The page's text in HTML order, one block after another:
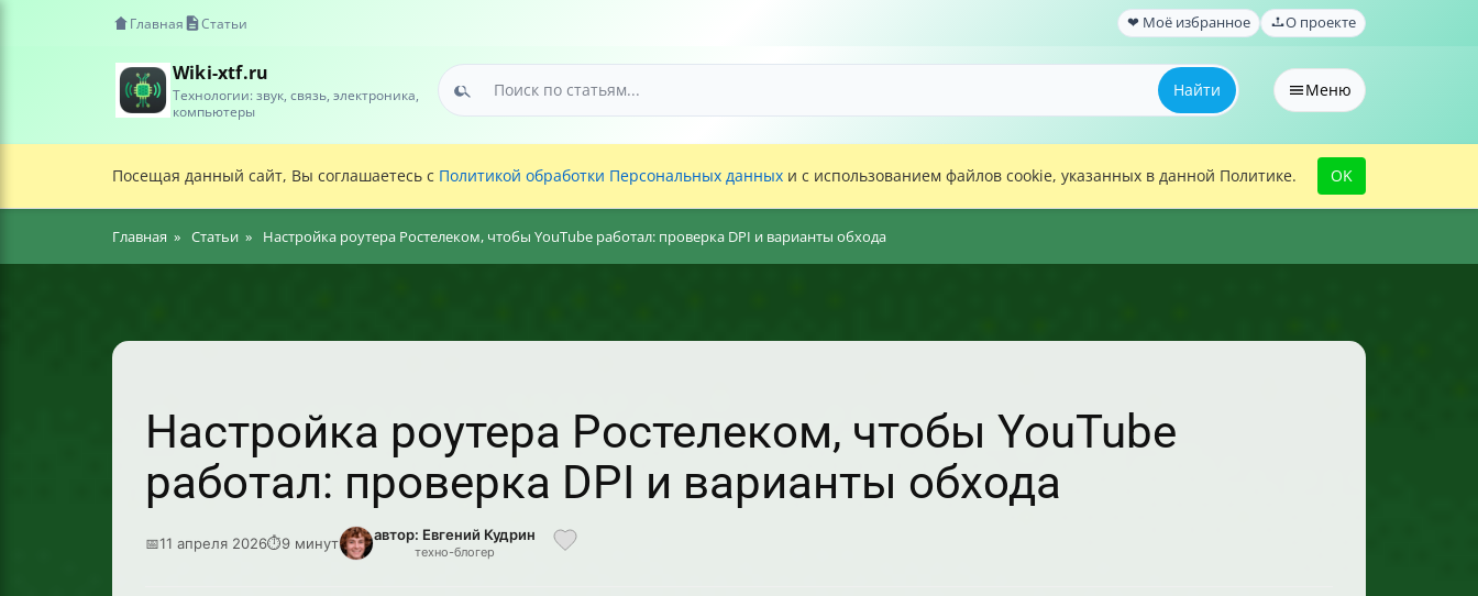
Главная Статьи ❤ Моё избранное О проекте
Wiki-xtf.ru
Технологии: звук, связь, электроника,
компьютеры
Найти Меню
Посещая данный сайт, Вы соглашаетесь с Политикой обработки Персональных данных и с использованием файлов cookie, указанных в данной Политике. OK
Главная Статьи Настройка роутера Ростелеком, чтобы YouTube работал: проверка DPI и варианты обхода
Настройка роутера Ростелеком, чтобы YouTube
работал: проверка DPI и варианты обхода
📅11 апреля 2026⏱9 минут автор: Евгений Кудрин
техно-блогер